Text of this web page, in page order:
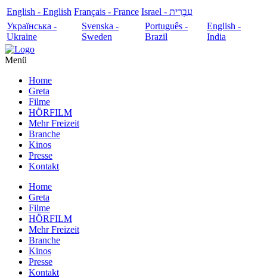
English - English Français - France
עִבְרִית - Israel
Українська -
Ukraine
Svenska -
Sweden
Português -
Brazil
English -
India
Menü
Home
Greta
Filme
HÖRFILM
Mehr Freizeit
Branche
Kinos
Presse
Kontakt
Home
Greta
Filme
HÖRFILM
Mehr Freizeit
Branche
Kinos
Presse
Kontakt